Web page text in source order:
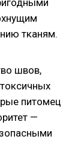
тканям.
швов,
питомец
—